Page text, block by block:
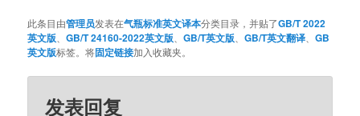
此条目由管理员发表在气瓶标准英文译本分类目录，并贴了GB/T 2022
英文版 、GB/T 24160-2022英文版 、GB/T英文版 、GB/T英文翻译 、GB
英文版标签。将固定链接加入收藏夹。
发表回复